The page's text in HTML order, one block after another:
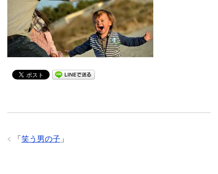
「 笑う男の子 」